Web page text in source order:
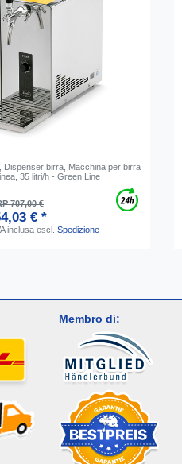
Dispenser birra, Macchina per birra
35 litri/h - Green Line
707,00 €
€ *
inclusaescl. Spedizione
Membro di: